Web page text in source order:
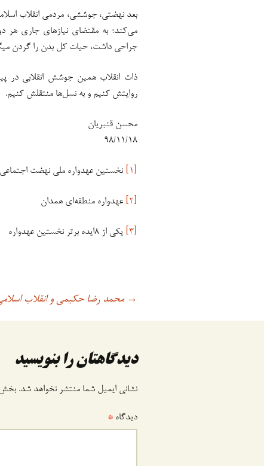
️بعد نهضتی، جوششی، مردمی انقلاب
می‌کند؛ به مقتضای نیازهای جاری هر
جراحی داشت، حیات کل بدن را گردن
ذات انقلاب همین جوشش انقلابی در
روایتش کنیم و به نسل‌ها منتقلش کنیم.
محسن قنبریان
۹۸/۱۱/۱۸
[۱] نخستین عهدواره ملی نهضت اجتماعی
[۲] عهدواره منطقه‌ای همدان
[۳] یکی از ٨ایده برتر نخستین عهدواره
→ محمد رضا حکیمی و انقلاب
دیدگاهتان را بنویسید
نشانی ایمیل شما منتشر نخواهد شد.
دیدگاه *